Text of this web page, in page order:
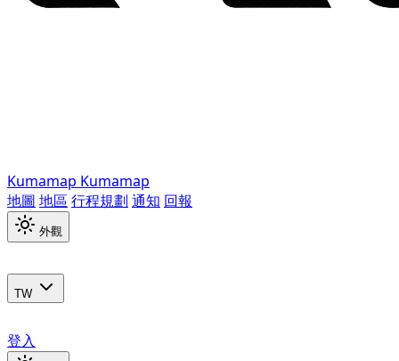
Kumamap Kumamap
地圖 地區 行程規劃 通知 回報
外觀
TW
登入